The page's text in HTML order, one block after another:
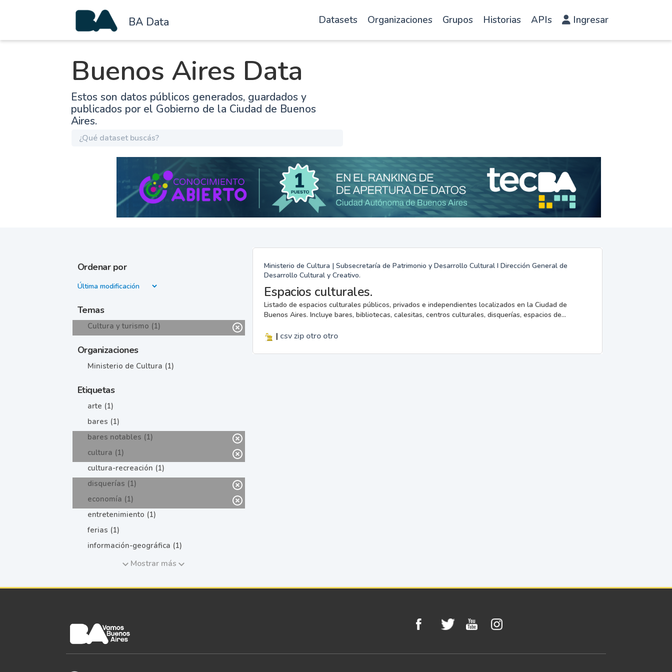
BA Data Datasets Organizaciones Grupos Historias APIs Ingresar
Buenos Aires Data
Estos son datos públicos generados, guardados y
publicados por el Gobierno de la Ciudad de Buenos
Aires.
Ordenar por
Temas
Cultura y turismo (1)
Organizaciones
Ministerio de Cultura (1)
Etiquetas
arte (1)
bares (1)
bares notables (1)
cultura (1)
cultura-recreación (1)
disquerías (1)
economía (1)
entretenimiento (1)
ferias (1)
información-geográfica (1)
Mostrar más
Ministerio de Cultura | Subsecretaría de Patrimonio y Desarrollo Cultural I Dirección General de
Desarrollo Cultural y Creativo.
Espacios culturales.
Listado de espacios culturales públicos, privados e independientes localizados en la Ciudad de
Buenos Aires. Incluye bares, bibliotecas, calesitas, centros culturales, disquerías, espacios de...
| csvzip otro otro